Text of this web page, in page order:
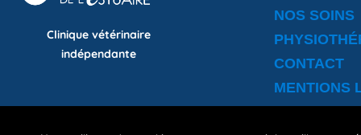
Clinique vétérinaire
indépendante
NOS SOINS
CONTACT
MENTIONS